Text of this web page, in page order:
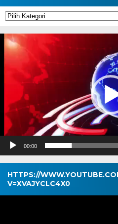
Kategori
Pemutar
Video
00:00
HTTPS://
V=XVAJYCLC4X0
Pemutar